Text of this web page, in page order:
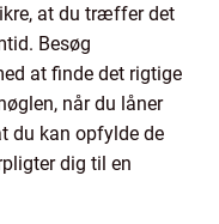
at du træffer det
Besøg
at finde det rigtige
når du låner
du kan opfylde de
dig til en